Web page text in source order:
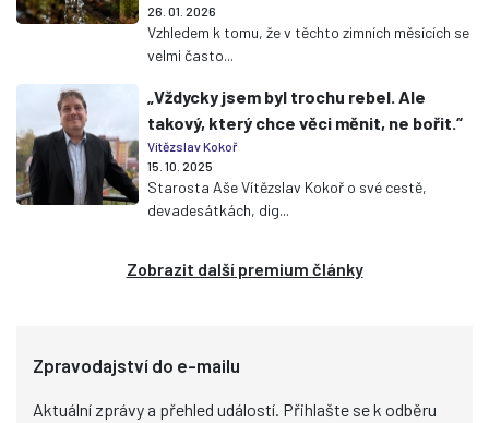
26. 01. 2026
Vzhledem k tomu, že v těchto zimních měsících se
velmi často...
„Vždycky jsem byl trochu rebel. Ale
takový, který chce věci měnit, ne bořit.“
Vítězslav Kokoř
15. 10. 2025
Starosta Aše Vítězslav Kokoř o své cestě,
devadesátkách, dig...
Zobrazit další premium články
Zpravodajství do e-mailu
Aktuální zprávy a přehled událostí. Přihlašte se k odběru